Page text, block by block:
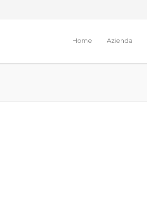
Home Azienda